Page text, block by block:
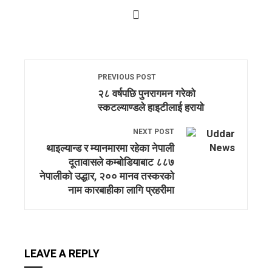
PREVIOUS POST
२८ वर्षपछि पुनरागमन गरेको
स्कटल्याण्डले हाइटीलाई हरायो
NEXT POST
थाइल्यान्ड र म्यानमारमा रहेका नेपाली
दूतावासले कम्बोडियाबाट ८८७
नेपालीको उद्धार, २०० मानव तस्करको
नाम कारबाहीका लागि प्रहरीमा
LEAVE A REPLY